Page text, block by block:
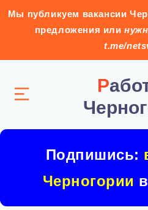
Мы публикуем вакансии
предложения или
t.me/
Работа в
Подпишись:
Черногории